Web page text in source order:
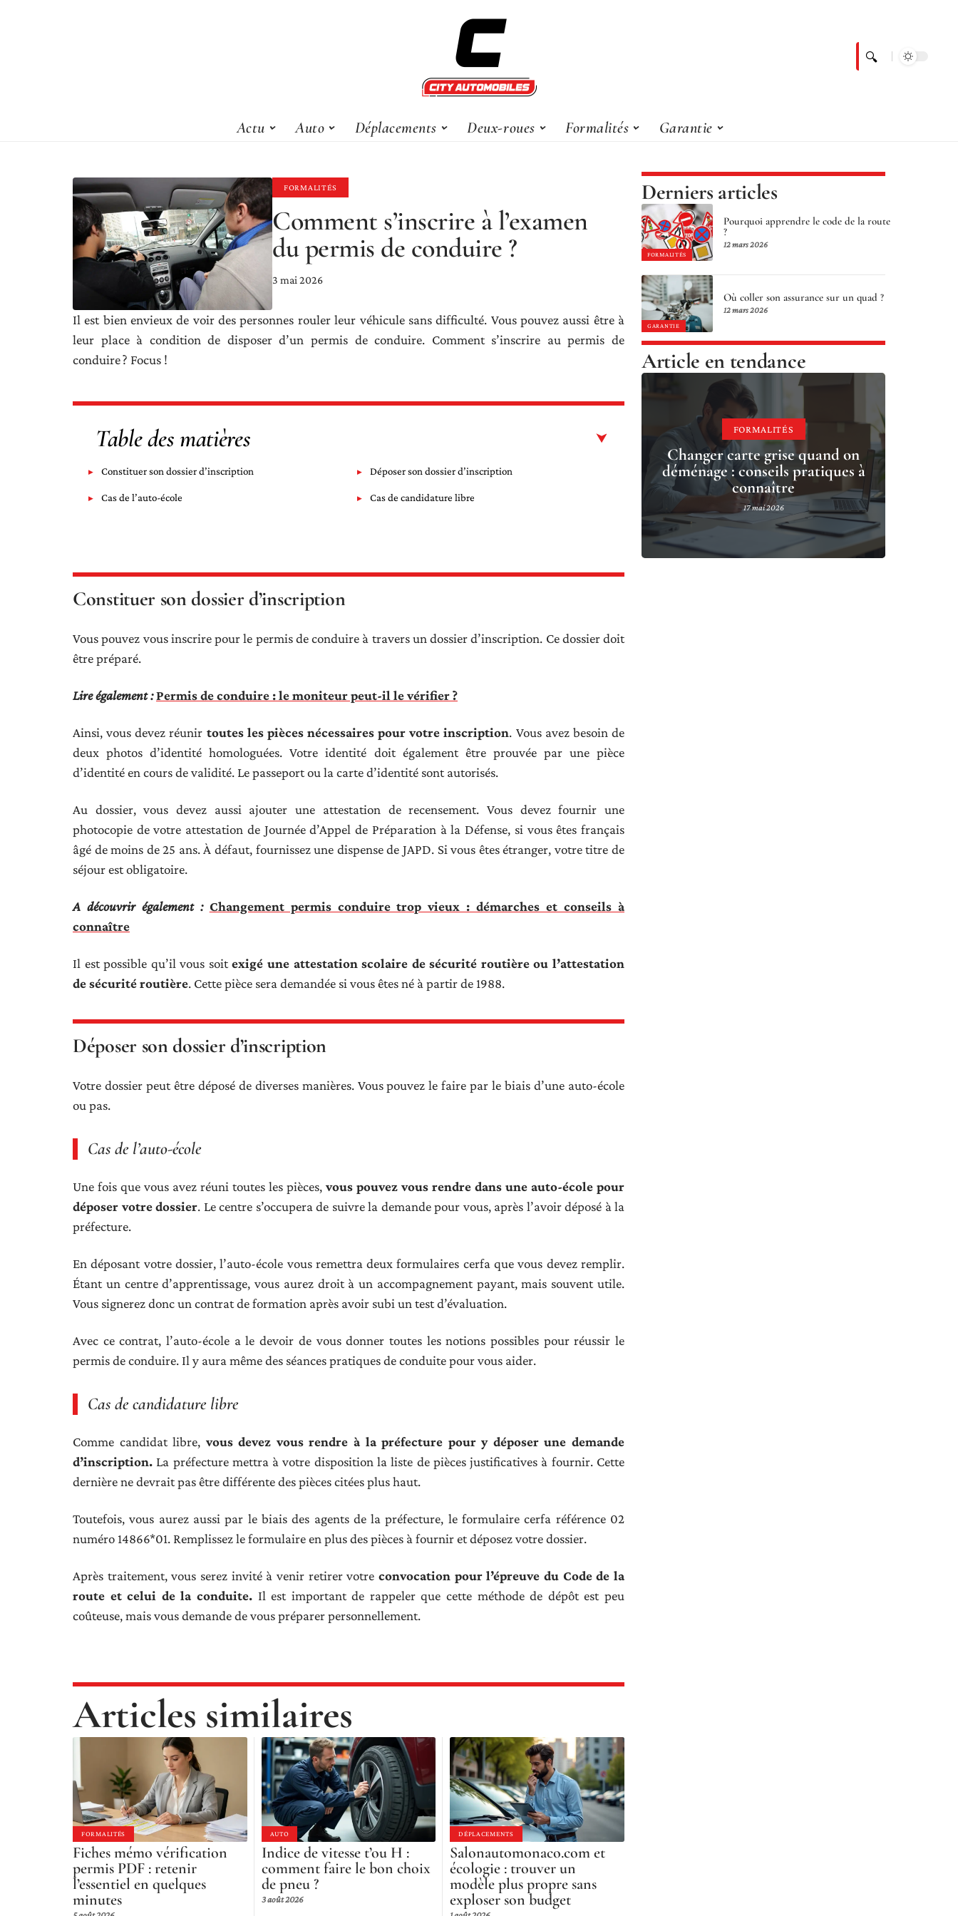
Actu Auto Déplacements Deux-roues Formalités Garantie
FORMALITÉS
Comment s’inscrire à l’examen
du permis de conduire ?
3 mai 2026
Il est bien envieux de voir des personnes rouler leur véhicule sans difficulté. Vous pouvez aussi être à
leur place à condition de disposer d’un permis de conduire. Comment s’inscrire au permis de
conduire ? Focus !
Table des matières
Constituer son dossier d’inscription Déposer son dossier d’inscription
Cas de l’auto-école Cas de candidature libre
Constituer son dossier d’inscription
Vous pouvez vous inscrire pour le permis de conduire à travers un dossier d’inscription. Ce dossier doit
être préparé.
Lire également :Permis de conduire : le moniteur peut-il le vérifier ?
Ainsi, vous devez réunir toutes les pièces nécessaires pour votre inscription. Vous avez besoin de
deux photos d’identité homologuées. Votre identité doit également être prouvée par une pièce
d’identité en cours de validité. Le passeport ou la carte d’identité sont autorisés.
Au dossier, vous devez aussi ajouter une attestation de recensement. Vous devez fournir une
photocopie de votre attestation de Journée d’Appel de Préparation à la Défense, si vous êtes français
âgé de moins de 25 ans. À défaut, fournissez une dispense de JAPD. Si vous êtes étranger, votre titre de
séjour est obligatoire.
A découvrir également : Changement permis conduire trop vieux : démarches et conseils à
connaître
Il est possible qu’il vous soitexigé une attestation scolaire de sécurité routière ou l’attestation
de sécurité routière. Cette pièce sera demandée si vous êtes né à partir de 1988.
Déposer son dossier d’inscription
Votre dossier peut être déposé de diverses manières. Vous pouvez le faire par le biais d’une auto-école
ou pas.
Cas de l’auto-école
Une fois que vous avez réuni toutes les pièces, vous pouvez vous rendre dans une auto-école pour
déposer votre dossier. Le centre s’occupera de suivre la demande pour vous, après l’avoir déposé à la
préfecture.
En déposant votre dossier, l’auto-école vous remettra deux formulaires cerfa que vous devez remplir.
Étant un centre d’apprentissage, vous aurez droit à un accompagnement payant, mais souvent utile.
Vous signerez donc un contrat de formation après avoir subi un test d’évaluation.
Avec ce contrat, l’auto-école a le devoir de vous donner toutes les notions possibles pour réussir le
permis de conduire. Il y aura même des séances pratiques de conduite pour vous aider.
Cas de candidature libre
Comme candidat libre, vous devez vous rendre à la préfecture pour y déposer une demande
d’inscription. La préfecture mettra à votre disposition la liste de pièces justificatives à fournir. Cette
dernière ne devrait pas être différente des pièces citées plus haut.
Toutefois, vous aurez aussi par le biais des agents de la préfecture, le formulaire cerfa référence 02
numéro 14866*01. Remplissez le formulaire en plus des pièces à fournir et déposez votre dossier.
Après traitement, vous serez invité à venir retirer votre convocation pour l’épreuve du Code de la
route et celui de la conduite.Il est important de rappeler que cette méthode de dépôt est peu
coûteuse, mais vous demande de vous préparer personnellement.
Articles similaires
FORMALITÉS
Fiches mémo vérification
permis PDF : retenir
l’essentiel en quelques
minutes
AUTO
Indice de vitesse t’ou H :
comment faire le bon choix
de pneu ?
3 août 2026
DÉPLACEMENTS
Salonautomonaco.com et
écologie : trouver un
modèle plus propre sans
exploser son budget
Derniers articles
FORMALITÉS
Pourquoi apprendre le code de la route
?
12 mars 2026
GARANTIE
Où coller son assurance sur un quad ?
12 mars 2026
Article en tendance
FORMALITÉS
Changer carte grise quand on
déménage : conseils pratiques à
connaître
17 mai 2026